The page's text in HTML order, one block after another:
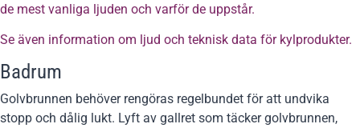
de mest vanliga ljuden och varför de uppstår.
Se även information om ljud och teknisk data för kylprodukter.
Badrum
Golvbrunnen behöver rengöras regelbundet för att undvika
stopp och dålig lukt. Lyft av gallret som täcker golvbrunnen,